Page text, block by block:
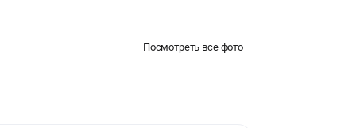
Посмотреть все фото